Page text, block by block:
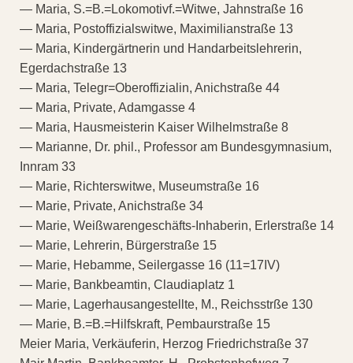
— Maria, S.=B.=Lokomotivf.=Witwe, Jahnstraße 16
— Maria, Postoffizialswitwe, Maximilianstraße 13
— Maria, Kindergärtnerin und Handarbeitslehrerin,
Egerdachstraße 13
— Maria, Telegr=Oberoffizialin, Anichstraße 44
— Maria, Private, Adamgasse 4
— Maria, Hausmeisterin Kaiser Wilhelmstraße 8
— Marianne, Dr. phil., Professor am Bundesgymnasium,
Innram 33
— Marie, Richterswitwe, Museumstraße 16
— Marie, Private, Anichstraße 34
— Marie, Weißwarengeschäfts-Inhaberin, Erlerstraße 14
— Marie, Lehrerin, Bürgerstraße 15
— Marie, Hebamme, Seilergasse 16 (11=17IV)
— Marie, Bankbeamtin, Claudiaplatz 1
— Marie, Lagerhausangestellte, M., Reichsstrße 130
— Marie, B.=B.=Hilfskraft, Pembaurstraße 15
Meier Maria, Verkäuferin, Herzog Friedrichstraße 37